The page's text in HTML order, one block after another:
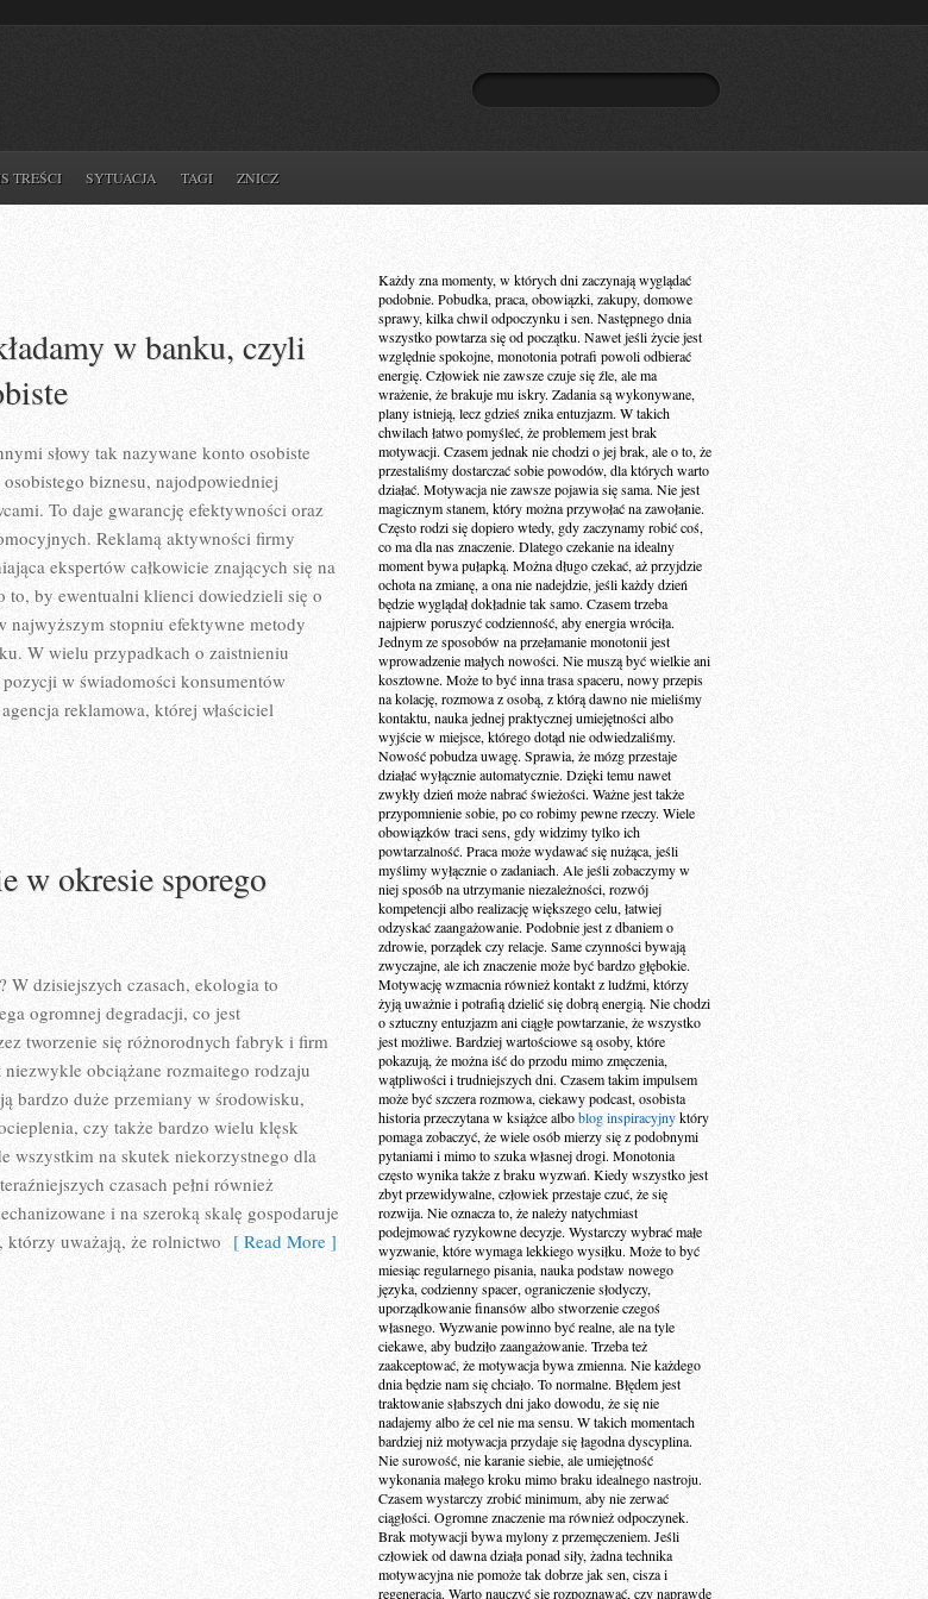
TREŚCI SYTUACJA TAGI ZNICZ
w banku, czyli
słowy tak nazywane konto osobiste
biznesu, najodpowiedniej
To daje gwarancję efektywności oraz
Reklamą aktywności firmy
ekspertów całkowicie znających się na
to, by ewentualni klienci dowiedzieli się o
stopniu efektywne metody
W wielu przypadkach o zaistnieniu
w świadomości konsumentów
reklamowa, której właściciel
w okresie sporego
dzisiejszych czasach, ekologia to
ogromnej degradacji, co jest
tworzenie się różnorodnych fabryk i firm
obciążane rozmaitego rodzaju
bardzo duże przemiany w środowisku,
czy także bardzo wielu klęsk
wszystkim na skutek niekorzystnego dla
czasach pełni również
i na szeroką skalę gospodaruje
którzy uważają, że rolnictwo [ Read More ]
Każdy zna momenty, w których dni zaczynają wyglądać
podobnie. Pobudka, praca, obowiązki, zakupy, domowe
sprawy, kilka chwil odpoczynku i sen. Następnego dnia
wszystko powtarza się od początku. Nawet jeśli życie jest
względnie spokojne, monotonia potrafi powoli odbierać
energię. Człowiek nie zawsze czuje się źle, ale ma
wrażenie, że brakuje mu iskry. Zadania są wykonywane,
plany istnieją, lecz gdzieś znika entuzjazm. W takich
chwilach łatwo pomyśleć, że problemem jest brak
motywacji. Czasem jednak nie chodzi o jej brak, ale o to, że
przestaliśmy dostarczać sobie powodów, dla których warto
działać. Motywacja nie zawsze pojawia się sama. Nie jest
magicznym stanem, który można przywołać na zawołanie.
Często rodzi się dopiero wtedy, gdy zaczynamy robić coś,
co ma dla nas znaczenie. Dlatego czekanie na idealny
moment bywa pułapką. Można długo czekać, aż przyjdzie
ochota na zmianę, a ona nie nadejdzie, jeśli każdy dzień
będzie wyglądał dokładnie tak samo. Czasem trzeba
najpierw poruszyć codzienność, aby energia wróciła.
Jednym ze sposobów na przełamanie monotonii jest
wprowadzenie małych nowości. Nie muszą być wielkie ani
kosztowne. Może to być inna trasa spaceru, nowy przepis
na kolację, rozmowa z osobą, z którą dawno nie mieliśmy
kontaktu, nauka jednej praktycznej umiejętności albo
wyjście w miejsce, którego dotąd nie odwiedzaliśmy.
Nowość pobudza uwagę. Sprawia, że mózg przestaje
działać wyłącznie automatycznie. Dzięki temu nawet
zwykły dzień może nabrać świeżości. Ważne jest także
przypomnienie sobie, po co robimy pewne rzeczy. Wiele
obowiązków traci sens, gdy widzimy tylko ich
powtarzalność. Praca może wydawać się nużąca, jeśli
myślimy wyłącznie o zadaniach. Ale jeśli zobaczymy w
niej sposób na utrzymanie niezależności, rozwój
kompetencji albo realizację większego celu, łatwiej
odzyskać zaangażowanie. Podobnie jest z dbaniem o
zdrowie, porządek czy relacje. Same czynności bywają
zwyczajne, ale ich znaczenie może być bardzo głębokie.
Motywację wzmacnia również kontakt z ludźmi, którzy
żyją uważnie i potrafią dzielić się dobrą energią. Nie chodzi
o sztuczny entuzjazm ani ciągłe powtarzanie, że wszystko
jest możliwe. Bardziej wartościowe są osoby, które
pokazują, że można iść do przodu mimo zmęczenia,
wątpliwości i trudniejszych dni. Czasem takim impulsem
może być szczera rozmowa, ciekawy podcast, osobista
historia przeczytana w książce alboblog inspiracyjnyktóry
pomaga zobaczyć, że wiele osób mierzy się z podobnymi
pytaniami i mimo to szuka własnej drogi. Monotonia
często wynika także z braku wyzwań. Kiedy wszystko jest
zbyt przewidywalne, człowiek przestaje czuć, że się
rozwija. Nie oznacza to, że należy natychmiast
podejmować ryzykowne decyzje. Wystarczy wybrać małe
wyzwanie, które wymaga lekkiego wysiłku. Może to być
miesiąc regularnego pisania, nauka podstaw nowego
języka, codzienny spacer, ograniczenie słodyczy,
uporządkowanie finansów albo stworzenie czegoś
własnego. Wyzwanie powinno być realne, ale na tyle
ciekawe, aby budziło zaangażowanie. Trzeba też
zaakceptować, że motywacja bywa zmienna. Nie każdego
dnia będzie nam się chciało. To normalne. Błędem jest
traktowanie słabszych dni jako dowodu, że się nie
nadajemy albo że cel nie ma sensu. W takich momentach
bardziej niż motywacja przydaje się łagodna dyscyplina.
Nie surowość, nie karanie siebie, ale umiejętność
wykonania małego kroku mimo braku idealnego nastroju.
Czasem wystarczy zrobić minimum, aby nie zerwać
ciągłości. Ogromne znaczenie ma również odpoczynek.
Brak motywacji bywa mylony z przemęczeniem. Jeśli
człowiek od dawna działa ponad siły, żadna technika
motywacyjna nie pomoże tak dobrze jak sen, cisza i
regeneracja. Warto nauczyć się rozpoznawać, czy naprawdę